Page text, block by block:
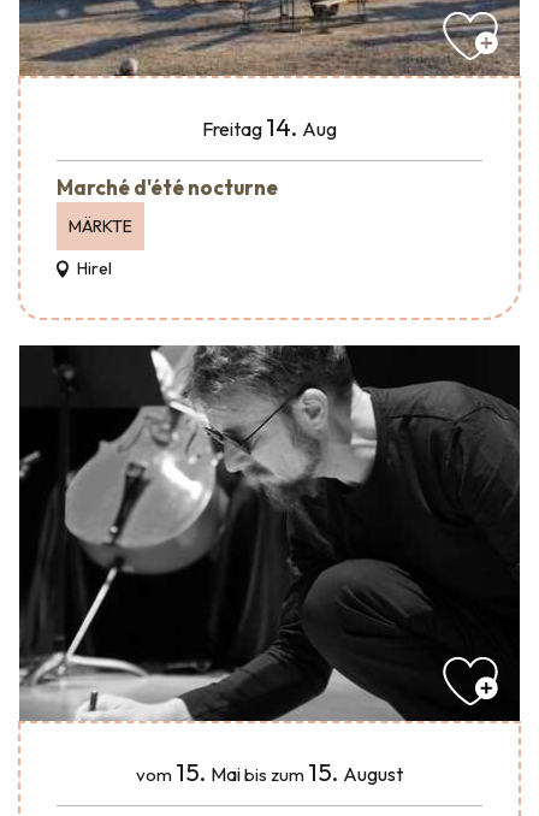
Freitag 14. Aug
Marché d'été nocturne
MÄRKTE
Hirel
vom 15. Maibis zum 15. August